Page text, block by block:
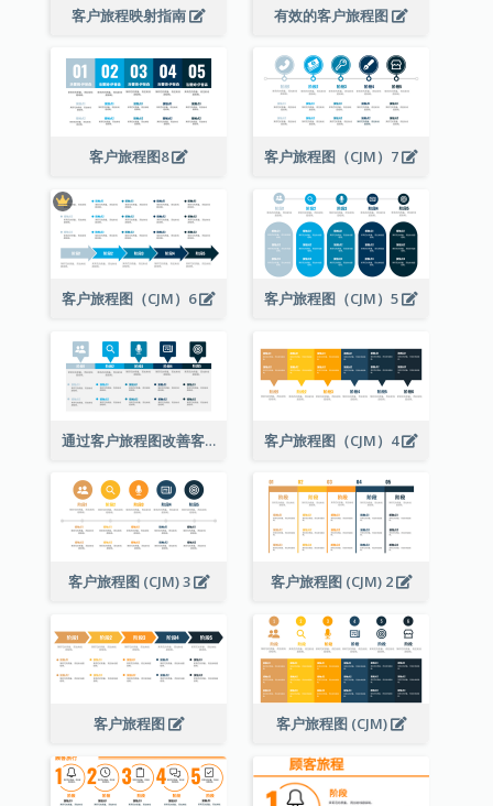
客户旅程映射指南 有效的客户旅程图
客户旅程图8 客户旅程图（CJM）7
客户旅程图（CJM）6 客户旅程图（CJM）5
通过客户旅程图改善客户体验 客户旅程图（CJM）4
客户旅程图 (CJM) 3 客户旅程图 (CJM) 2
客户旅程图 客户旅程图 (CJM)